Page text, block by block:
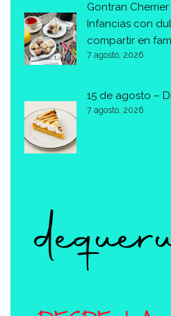
Gontran
Infancias con
compartir en
7 agosto, 2026
15 de agosto –
7 agosto, 2026